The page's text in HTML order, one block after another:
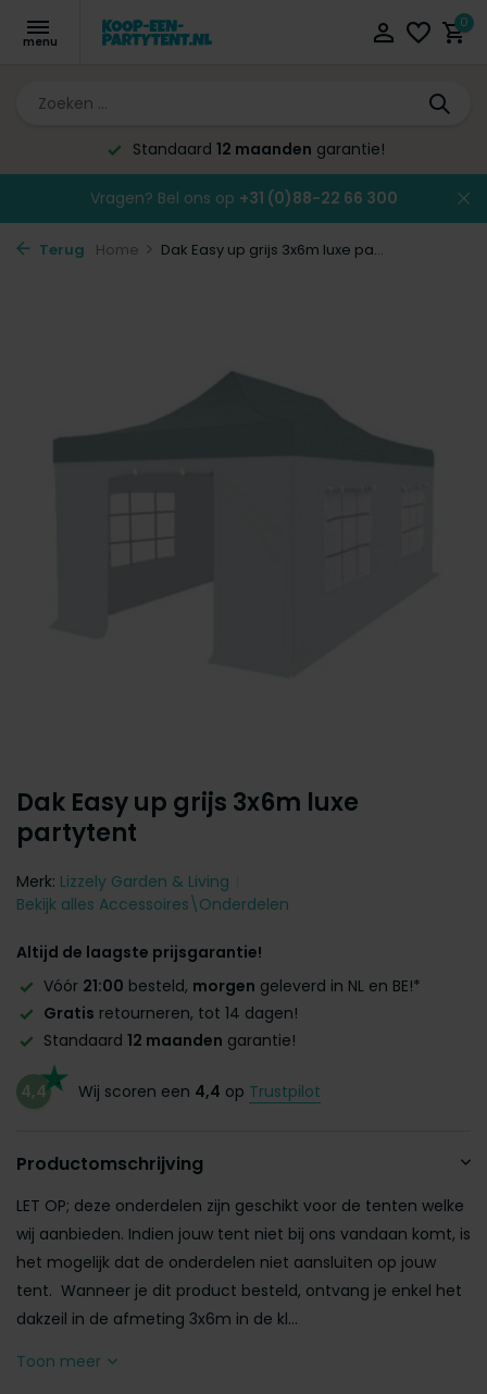
0
Standaard 12 maanden garantie!
Vragen? Bel ons op +31 (0)88-22 66 300
Terug Home Dak Easy up grijs 3x6m luxe pa...
Dak Easy up grijs 3x6m luxe
partytent
Merk: Lizzely Garden & Living
Bekijk alles Accessoires\Onderdelen
Altijd de laagste prijsgarantie!
Vóór 21:00 besteld, morgen geleverd in NL en BE!*
Gratis retourneren, tot 14 dagen!
Standaard 12 maanden garantie!
4,4 Wij scoren een 4,4 op Trustpilot
Productomschrijving
LET OP; deze onderdelen zijn geschikt voor de tenten welke
wij aanbieden. Indien jouw tent niet bij ons vandaan komt, is
het mogelijk dat de onderdelen niet aansluiten op jouw
tent. Wanneer je dit product besteld, ontvang je enkel het
dakzeil in de afmeting 3x6m in de kl...
Toon meer